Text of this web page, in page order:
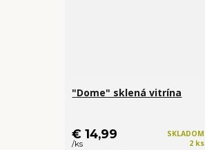
"Dome" sklená vitrína
€ 14,99
/ks
SKLADOM
2 ks